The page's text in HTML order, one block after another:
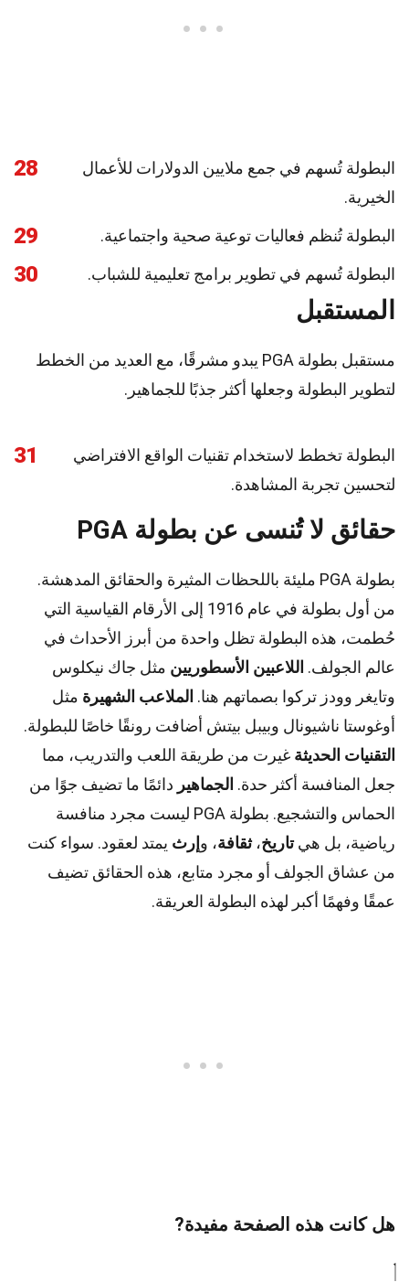
28
البطولة تُسهم في جمع ملايين الدولارات للأعمال
الخيرية.
29 البطولة تُنظم فعاليات توعية صحية واجتماعية.
30 البطولة تُسهم في تطوير برامج تعليمية للشباب.
المستقبل
مستقبل بطولة PGA يبدو مشرقًا، مع العديد من الخطط
لتطوير البطولة وجعلها أكثر جذبًا للجماهير.
31
البطولة تخطط لاستخدام تقنيات الواقع الافتراضي
لتحسين تجربة المشاهدة.
حقائق لا تُنسى عن بطولة PGA
بطولة PGA مليئة باللحظات المثيرة والحقائق المدهشة.
من أول بطولة في عام 1916 إلى الأرقام القياسية التي
حُطمت، هذه البطولة تظل واحدة من أبرز الأحداث في
عالم الجولف. اللاعبين الأسطوريين مثل جاك نيكلوس
وتايغر وودز تركوا بصماتهم هنا. الملاعب الشهيرة مثل
أوغوستا ناشيونال وبيبل بيتش أضافت رونقًا خاصًا للبطولة.
التقنيات الحديثة غيرت من طريقة اللعب والتدريب، مما
جعل المنافسة أكثر حدة. الجماهير دائمًا ما تضيف جوًا من
الحماس والتشجيع. بطولة PGA ليست مجرد منافسة
رياضية، بل هيتاريخ،ثقافة، و إرث يمتد لعقود. سواء كنت
من عشاق الجولف أو مجرد متابع، هذه الحقائق تضيف
عمقًا وفهمًا أكبر لهذه البطولة العريقة.
هل كانت هذه الصفحة مفيدة?